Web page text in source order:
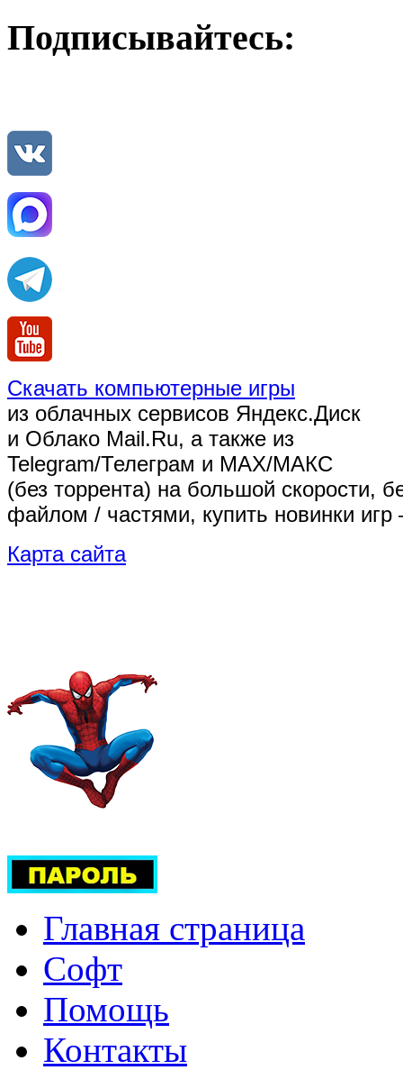
Подписывайтесь:
Скачать компьютерные игры
из облачных сервисов Яндекс.Диск
и Облако Mail.Ru, а также из
Telegram/Телеграм и MAX/МАКС
(без торрента) на большой скорости,
файлом / частями, купить новинки
Карта сайта
Главная страница
Софт
Помощь
Контакты